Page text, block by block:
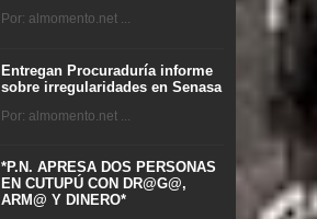
Por: almomento.net ...
Entregan Procuraduría informe
sobre irregularidades en Senasa
Por: almomento.net ...
*P.N. APRESA DOS PERSONAS
EN CUTUPÚ CON DR@G@,
ARM@ Y DINERO*